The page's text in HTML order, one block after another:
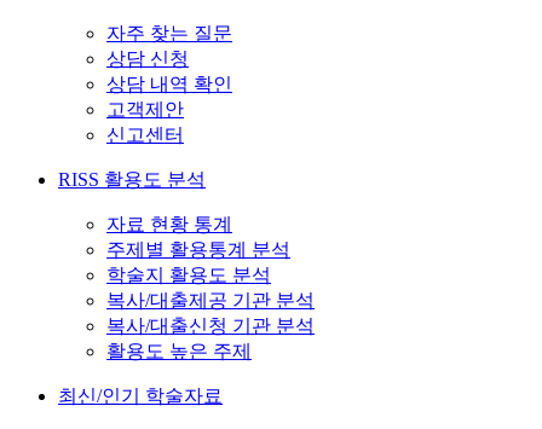
자주 찾는 질문
상담 신청
상담 내역 확인
고객제안
신고센터
RISS 활용도 분석
자료 현황 통계
주제별 활용통계 분석
학술지 활용도 분석
복사/대출제공 기관 분석
복사/대출신청 기관 분석
활용도 높은 주제
최신/인기 학술자료